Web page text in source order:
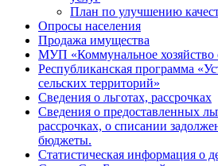
План по улучшению
Опросы населения
Продажа имущества
МУП «Коммунальное хозяйство
Республиканская программа
сельских территорий»
Сведения о льготах, рассрочках
Сведения о предоставленных
рассрочках, о списании
бюджеты.
Статистическая информация о